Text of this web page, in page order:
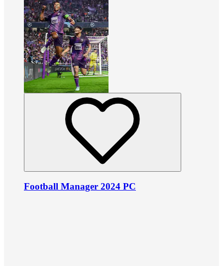
Football Manager 2024 PC